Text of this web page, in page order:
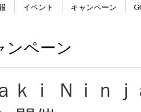
イベント キャンペーン
ンペーン
ｋｉ Ｎｉｎ